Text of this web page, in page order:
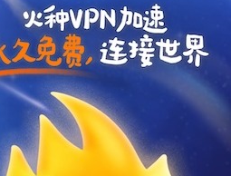
支持[0] 反对
支持